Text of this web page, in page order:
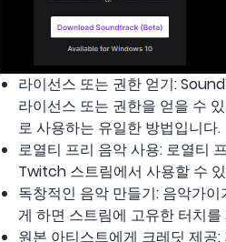
라이선스 또는 권한 얻기:
라이선스 또는 권한을 얻을 수
로 사용하는 유일한 방법입니다.
로열티 프리 음악 사용: 로열티
Twitch 스트림에서 사용할 수
독창적인 음악 만들기: 음악가
게 하면 스트림에 고유한 터치
원본 아티스트에게 크레딧 제공